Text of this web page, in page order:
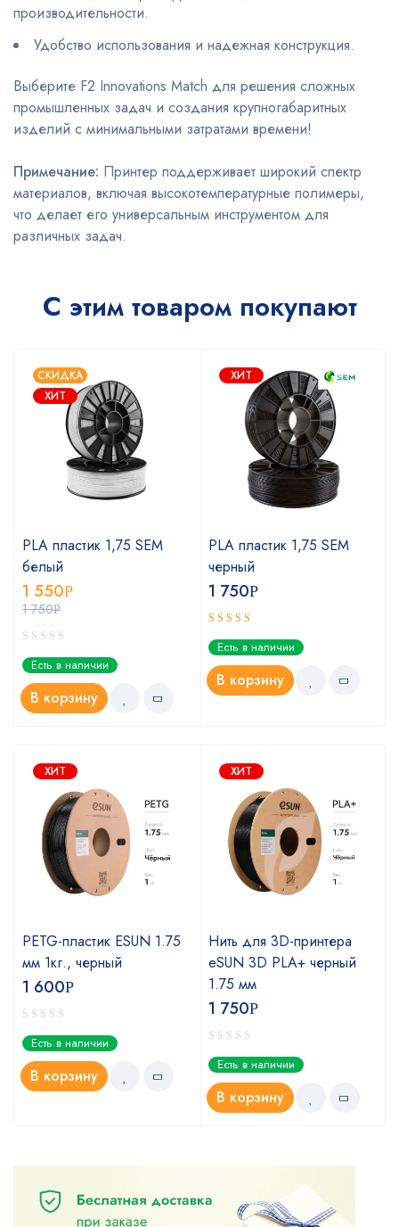
производительности.
Удобство использования и надежная конструкция.
Выберите F2 Innovations Match для решения сложных
промышленных задач и создания крупногабаритных
изделий с минимальными затратами времени!
Примечание: Принтер поддерживает широкий спектр
материалов, включая высокотемпературные полимеры,
что делает его универсальным инструментом для
различных задач.
С этим товаром покупают
СКИДКА
ХИТ
PLA пластик 1,75 SEM
белый
1 750Р
1 550Р
Есть в наличии
В корзину
ХИТ
PLA пластик 1,75 SEM
черный
1 750Р
Оценка
5.00из 5
Есть в наличии
В корзину
ХИТ
PETG-пластик ESUN 1.75
мм 1кг., черный
1 600Р
Есть в наличии
В корзину
ХИТ
Нить для 3D-принтера
eSUN 3D PLA+ черный
1.75 мм
1 750Р
Есть в наличии
В корзину